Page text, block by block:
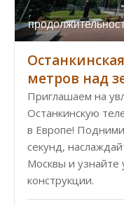
метров над
Приглашаем на
Останкинскую
в Европе!
секунд,
Москвы и узнайте
конструкции.